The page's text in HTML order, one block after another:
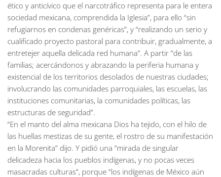
ético y anticívico que el narcotráfico representa para le entera
sociedad mexicana, comprendida la Iglesia”, para ello “sin
refugiarnos en condenas genéricas”, y “realizando un serio y
cualificado proyecto pastoral para contribuir, gradualmente, a
entretejer aquella delicada red humana”. A partir “de las
familias; acercándonos y abrazando la periferia humana y
existencial de los territorios desolados de nuestras ciudades;
involucrando las comunidades parroquiales, las escuelas, las
instituciones comunitarias, la comunidades políticas, las
estructuras de seguridad”.
“En el manto del alma mexicana Dios ha tejido, con el hilo de
las huellas mestizas de su gente, el rostro de su manifestación
en la Morenita” dijo. Y pidió una “mirada de singular
delicadeza hacia los pueblos indígenas, y no pocas veces
masacradas culturas”, porque “los indígenas de México aún